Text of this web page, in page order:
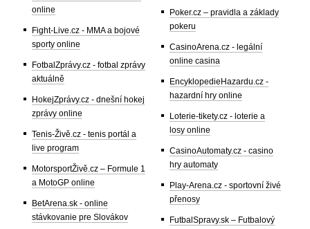
online
Fight-Live.cz - MMA a bojové
sporty online
FotbalZprávy.cz - fotbal zprávy
aktuálně
HokejZprávy.cz - dnešní hokej
zprávy online
Tenis-Živě.cz - tenis portál a
live program
MotorsportŽivě.cz – Formule 1
a MotoGP online
BetArena.sk - online
stávkovanie pre Slovákov
Poker.cz – pravidla a základy
pokeru
CasinoArena.cz - legální
online casina
EncyklopedieHazardu.cz -
hazardní hry online
Loterie-tikety.cz - loterie a
losy online
CasinoAutomaty.cz - casino
hry automaty
Play-Arena.cz - sportovní živé
přenosy
FutbalSpravy.sk – Futbalový